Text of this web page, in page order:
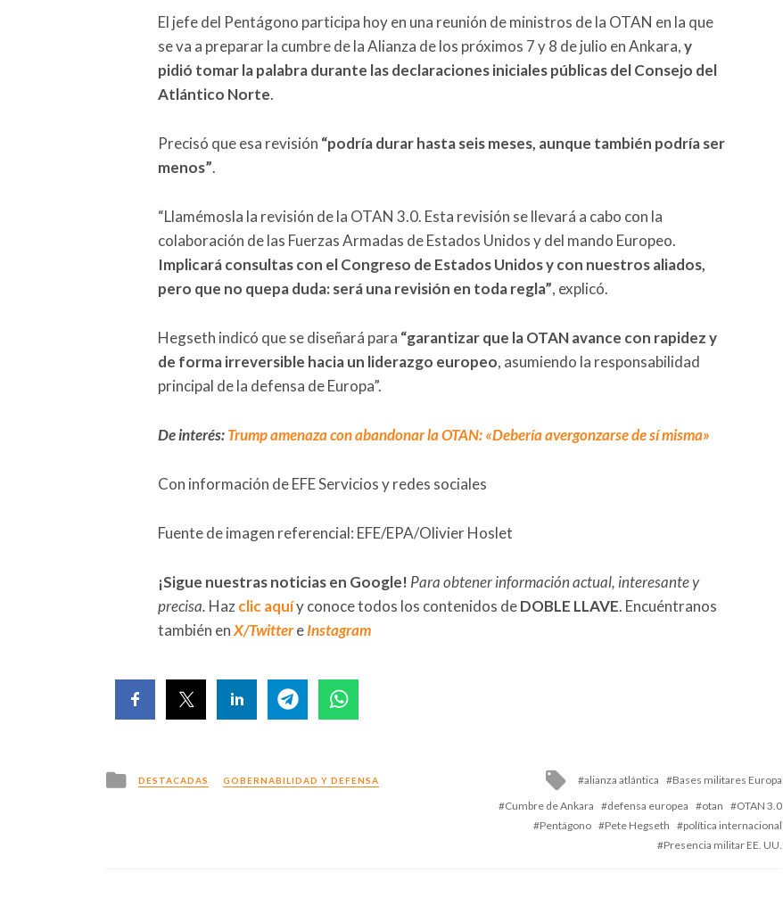
El jefe del Pentágono participa hoy en una reunión de ministros de la OTAN en la que
se va a preparar la cumbre de la Alianza de los próximos 7 y 8 de julio en Ankara,y
pidió tomar la palabra durante las declaraciones iniciales públicas del Consejo del
Atlántico Norte.
Precisó que esa revisión “podría durar hasta seis meses, aunque también podría ser
menos”.
“Llamémosla la revisión de la OTAN 3.0. Esta revisión se llevará a cabo con la
colaboración de las Fuerzas Armadas de Estados Unidos y del mando Europeo.
Implicará consultas con el Congreso de Estados Unidos y con nuestros aliados,
pero que no quepa duda: será una revisión en toda regla”, explicó.
Hegseth indicó que se diseñará para “garantizar que la OTAN avance con rapidez y
de forma irreversible hacia un liderazgo europeo, asumiendo la responsabilidad
principal de la defensa de Europa”.
De interés:Trump amenaza con abandonar la OTAN: «Debería avergonzarse de sí misma»
Con información de EFE Servicios y redes sociales
Fuente de imagen referencial: EFE/EPA/Olivier Hoslet
¡Sigue nuestras noticias en Google! Para obtener información actual, interesante y
precisa. Hazclic aquíy conoce todos los contenidos deDOBLE LLAVE. Encuéntranos
también enX/TwittereInstagram
Posted
in
DESTACADAS GOBERNABILIDAD Y DEFENSA
Tagged
alianza atlántica
Bases militares Europa
Cumbre de Ankara
defensa europea otan
OTAN 3.0
Pentágono
Pete Hegseth
política internacional
Presencia militar EE. UU.